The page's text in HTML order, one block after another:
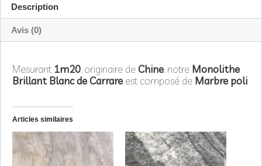
Description
Avis (0)
Mesurant1m20, originaire deChine, notre Monolithe
Brillant Blanc de Carrare est composé de Marbre poli.
Articles similaires